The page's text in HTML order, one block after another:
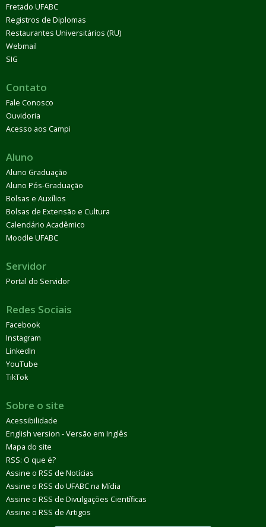
Fretado UFABC
Registros de Diplomas
Restaurantes Universitários (RU)
Webmail
SIG
Contato
Fale Conosco
Ouvidoria
Acesso aos Campi
Aluno
Aluno Graduação
Aluno Pós-Graduação
Bolsas e Auxílios
Bolsas de Extensão e Cultura
Calendário Acadêmico
Moodle UFABC
Servidor
Portal do Servidor
Redes Sociais
Facebook
Instagram
LinkedIn
YouTube
TikTok
Sobre o site
Acessibilidade
English version - Versão em Inglês
Mapa do site
RSS: O que é?
Assine o RSS de Notícias
Assine o RSS do UFABC na Mídia
Assine o RSS de Divulgações Científicas
Assine o RSS de Artigos